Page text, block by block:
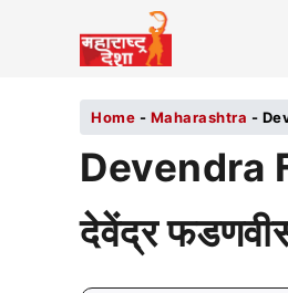
Home - Maharashtra -
Devendra
देवेंद्र